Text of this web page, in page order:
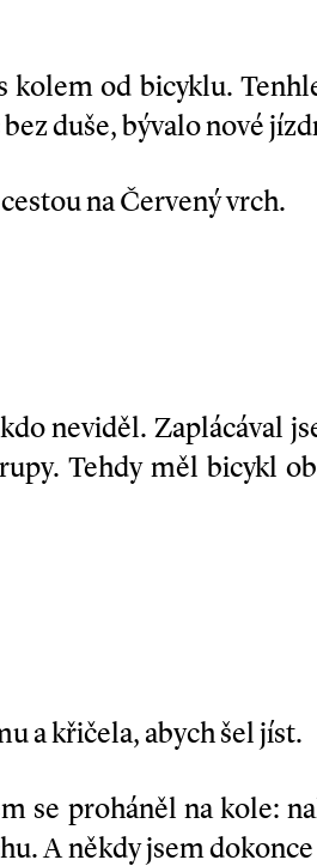
kolem od bicyklu.
duše, bývalo nové
na Červený vrch.
neviděl. Zaplácával
Tehdy měl bicykl
a křičela, abych šel jíst.
se proháněl na kole:
A někdy jsem